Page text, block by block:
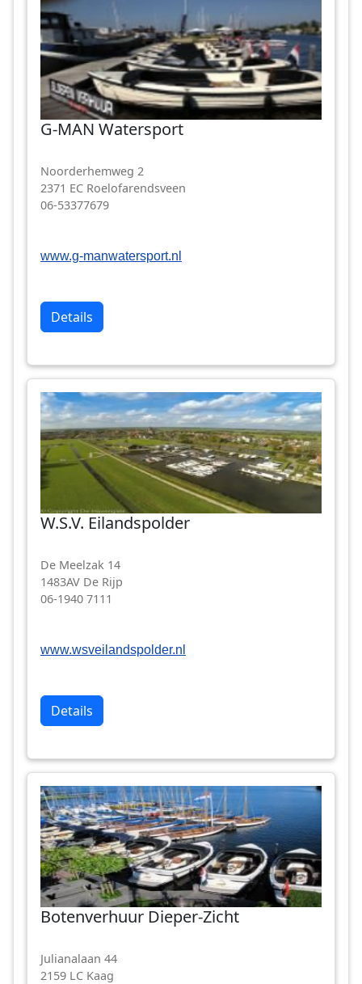
G-MAN Watersport
Noorderhemweg 2
2371 EC Roelofarendsveen
06-53377679
www.g-manwatersport.nl
Details
W.S.V. Eilandspolder
De Meelzak 14
1483AV De Rijp
06-1940 7111
www.wsveilandspolder.nl
Details
Botenverhuur Dieper-Zicht
Julianalaan 44
2159 LC Kaag